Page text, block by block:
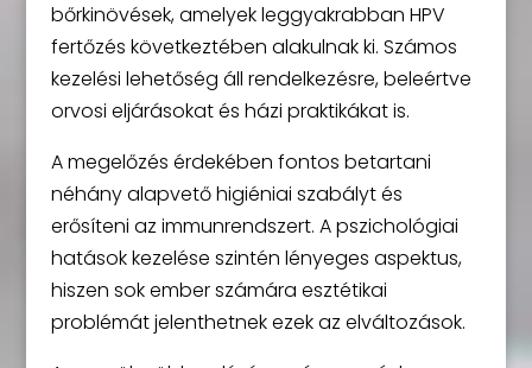
bőrkinövések, amelyek leggyakrabban HPV
fertőzés következtében alakulnak ki. Számos
kezelési lehetőség áll rendelkezésre, beleértve
orvosi eljárásokat és házi praktikákat is.
A megelőzés érdekében fontos betartani
néhány alapvető higiéniai szabályt és
erősíteni az immunrendszert. A pszichológiai
hatások kezelése szintén lényeges aspektus,
hiszen sok ember számára esztétikai
problémát jelenthetnek ezek az elváltozások.